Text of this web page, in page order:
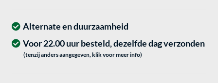
Alternate en duurzaamheid
Voor 22.00 uur besteld, dezelfde dag verzonden
(tenzij anders aangegeven, klik voor meer info)